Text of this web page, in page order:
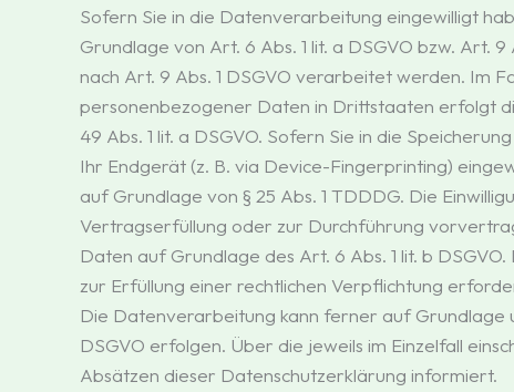
Sofern Sie in die Datenverarbeitung eingewilligt
Grundlage von Art. 6 Abs. 1 lit. a DSGVO bzw. Art.
nach Art. 9 Abs. 1 DSGVO verarbeitet werden. Im
personenbezogener Daten in Drittstaaten erfolgt
49 Abs. 1 lit. a DSGVO. Sofern Sie in die
Ihr Endgerät (z. B. via Device-Fingerprinting)
auf Grundlage von § 25 Abs. 1 TDDDG. Die
Vertragserfüllung oder zur Durchführung
Daten auf Grundlage des Art. 6 Abs. 1 lit. b
zur Erfüllung einer rechtlichen Verpflichtung
Die Datenverarbeitung kann ferner auf Grundlage
DSGVO erfolgen. Über die jeweils im Einzelfall
Absätzen dieser Datenschutzerklärung informiert.